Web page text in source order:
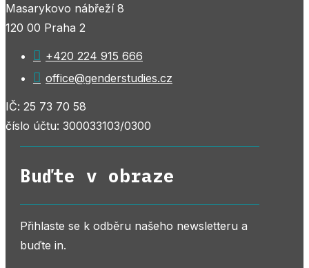
Masarykovo nábřeží 8
120 00 Praha 2
 +420 224 915 666
 office@genderstudies.cz
IČ: 25 73 70 58
číslo účtu: 300033103/0300
Buďte v obraze
Přihlaste se k odběru našeho newsletteru a
buďte in.